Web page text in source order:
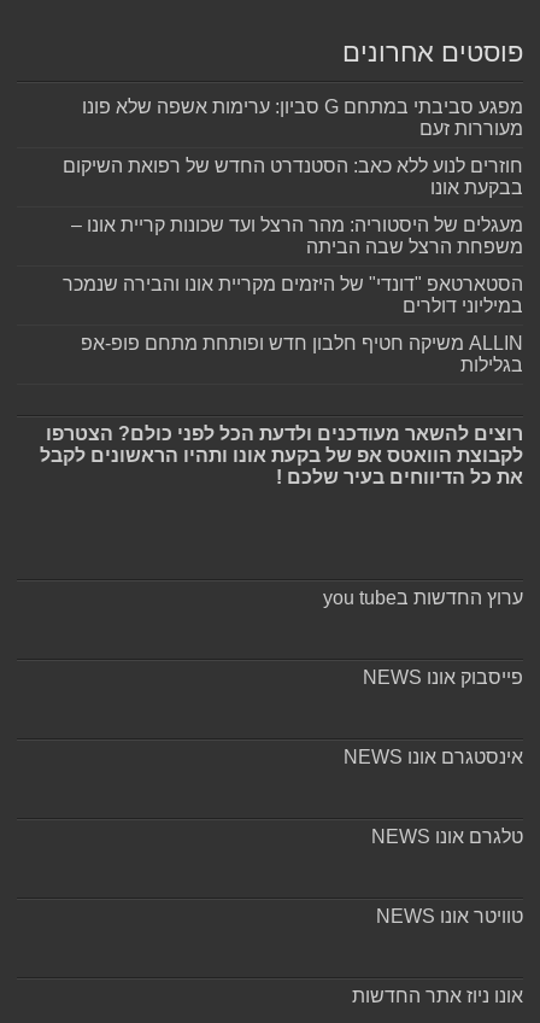
פוסטים אחרונים
מפגע סביבתי במתחם G סביון: ערימות אשפה שלא פונו
מעוררות זעם
חוזרים לנוע ללא כאב: הסטנדרט החדש של רפואת השיקום
בבקעת אונו
מעגלים של היסטוריה: מהר הרצל ועד שכונות קריית אונו –
משפחת הרצל שבה הביתה
הסטארטאפ "דונדי" של היזמים מקריית אונו והבירה שנמכר
במיליוני דולרים
ALLIN משיקה חטיף חלבון חדש ופותחת מתחם פופ-אפ
בגלילות
רוצים להשאר מעודכנים ולדעת הכל לפני כולם? הצטרפו
לקבוצת הוואטס אפ של בקעת אונו ותהיו הראשונים לקבל
את כל הדיווחים בעיר שלכם !
ערוץ החדשות בyou tube
פייסבוק אונו NEWS
אינסטגרם אונו NEWS
טלגרם אונו NEWS
טוויטר אונו NEWS
אונו ניוז אתר החדשות